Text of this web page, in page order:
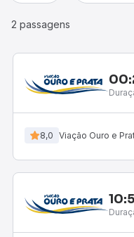
2 passagens
8,0 Viação Ouro e